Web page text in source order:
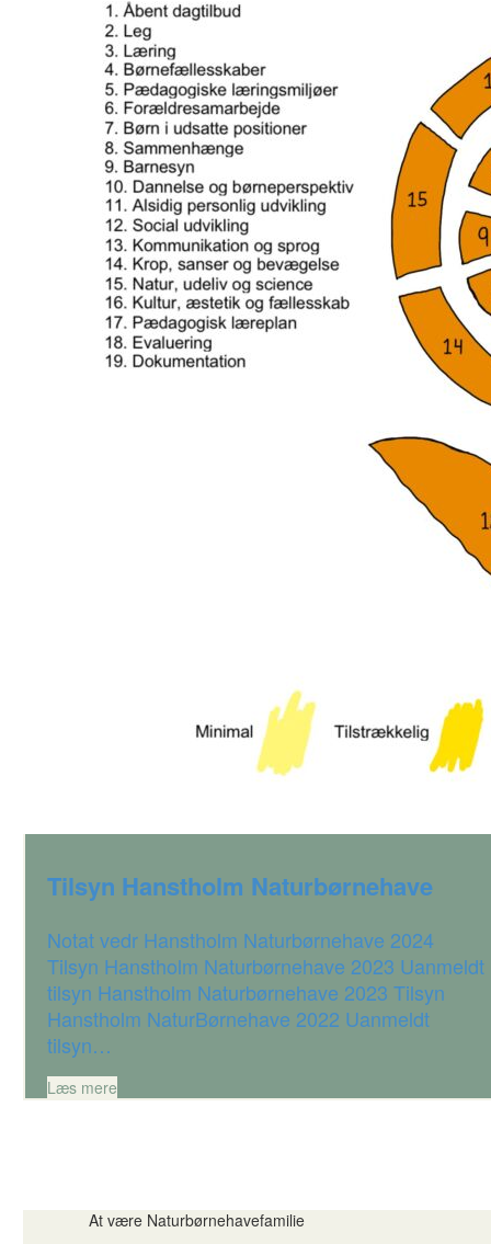
Tilsyn Hanstholm Naturbørnehave
Notat vedr Hanstholm Naturbørnehave 2024
Tilsyn Hanstholm Naturbørnehave 2023 Uanmeldt
tilsyn Hanstholm Naturbørnehave 2023 Tilsyn
Hanstholm NaturBørnehave 2022 Uanmeldt
tilsyn…
Læs mere
At være Naturbørnehavefamilie